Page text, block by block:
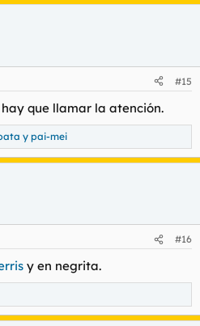
#15
que llamar la atención.
y pai-mei
#16
y en negrita.